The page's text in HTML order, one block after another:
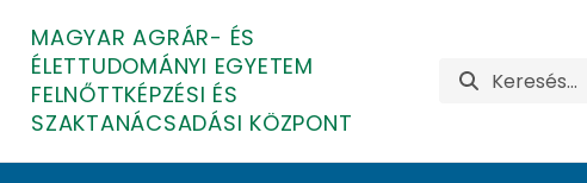
MAGYAR AGRÁR- ÉS
ÉLETTUDOMÁNYI EGYETEM
FELNŐTTKÉPZÉSI ÉS
SZAKTANÁCSADÁSI KÖZPONT